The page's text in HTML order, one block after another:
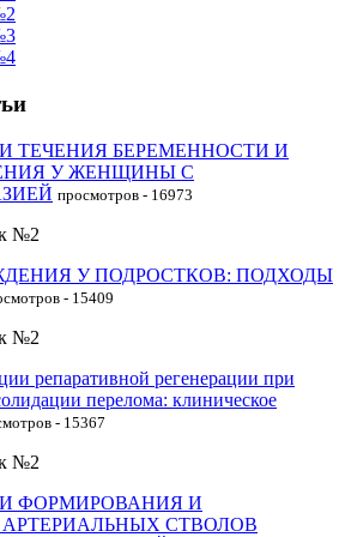
ТЕЧЕНИЯ БЕРЕМЕННОСТИ И
У ЖЕНЩИНЫ С
просмотров - 16973
№2
У ПОДРОСТКОВ: ПОДХОДЫ
- 15409
№2
репаративной регенерации при
перелома: клиническое
- 15367
№2
ФОРМИРОВАНИЯ И
СТВОЛОВ